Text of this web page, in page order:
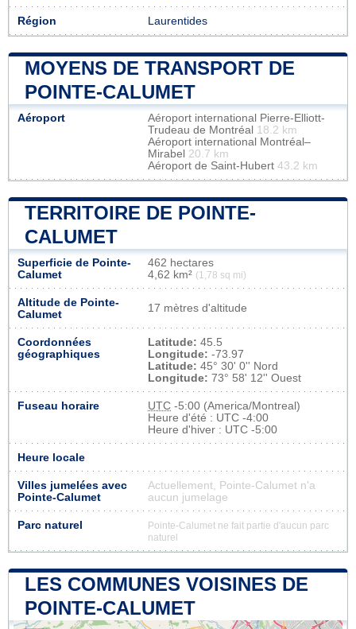
Région Laurentides
MOYENS DE TRANSPORT DE
POINTE-CALUMET
Aéroport
Aéroport international Pierre-Elliott-
Trudeau de Montréal 18.2 km
Aéroport international Montréal–
Mirabel 20.7 km
Aéroport de Saint-Hubert 43.2 km
TERRITOIRE DE POINTE-
CALUMET
Superficie de Pointe-
Calumet
462 hectares
4,62 km² (1,78 sq mi)
Altitude de Pointe-
Calumet
17 mètres d'altitude
Coordonnées
géographiques
Latitude: 45.5
Longitude: -73.97
Latitude: 45° 30' 0'' Nord
Longitude: 73° 58' 12'' Ouest
Fuseau horaire UTC -5:00 (America/Montreal)
Heure d'été : UTC -4:00
Heure d'hiver : UTC -5:00
Heure locale
Villes jumelées avec
Pointe-Calumet
Actuellement, Pointe-Calumet n'a
aucun jumelage
Parc naturel
Pointe-Calumet ne fait partie d'aucun parc
naturel
LES COMMUNES VOISINES DE
POINTE-CALUMET